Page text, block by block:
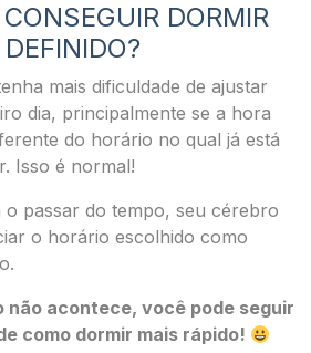
DORMIR
mais dificuldade de ajustar
dia, principalmente se a hora
do horário no qual já está
Isso é normal!
passar do tempo, seu cérebro
o horário escolhido como
não acontece, você pode seguir
como dormir mais rápido!